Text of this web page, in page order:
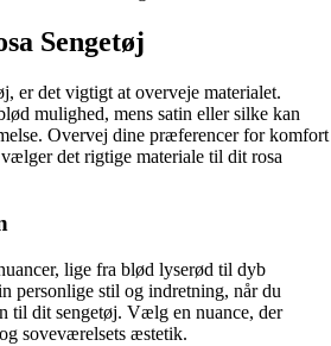
Sengetøj
er det vigtigt at overveje materialet.
mulighed, mens satin eller silke kan
Overvej dine præferencer for komfort
det rigtige materiale til dit rosa
lige fra blød lyserød til dyb
personlige stil og indretning, når du
til dit sengetøj. Vælg en nuance, der
soveværelsets æstetik.